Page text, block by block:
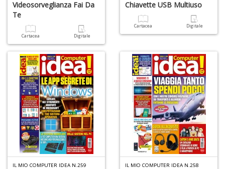
Videosorveglianza Fai Da
Te
Cartacea Digitale
Chiavette USB Multiuso
Cartacea Digitale
IL MIO COMPUTER IDEA N.259 IL MIO COMPUTER IDEA N.258